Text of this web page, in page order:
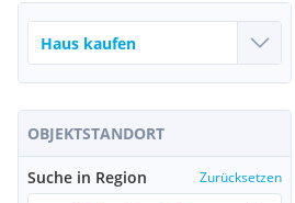
OBJEKTSTANDORT
Suche in Region Zurücksetzen